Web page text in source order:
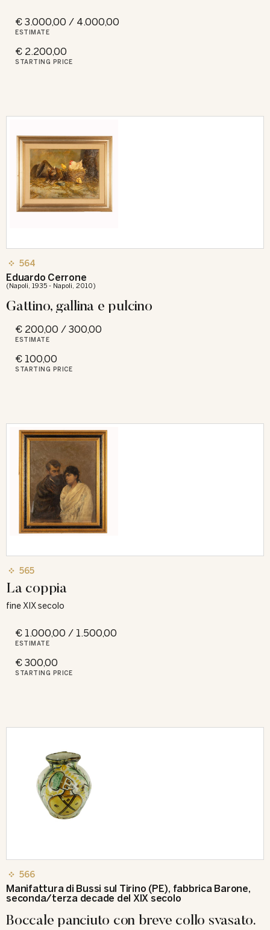
€ 3.000,00 / 4.000,00
ESTIMATE
€ 2.200,00
STARTING PRICE
564
Eduardo Cerrone
(Napoli, 1935 - Napoli, 2010)
Gattino, gallina e pulcino
€ 200,00 / 300,00
ESTIMATE
€ 100,00
STARTING PRICE
565
La coppia
fine XIX secolo
€ 1.000,00 / 1.500,00
ESTIMATE
€ 300,00
STARTING PRICE
566
Manifattura di Bussi sul Tirino (PE), fabbrica Barone,
seconda/terza decade del XIX secolo
Boccale panciuto con breve collo svasato.